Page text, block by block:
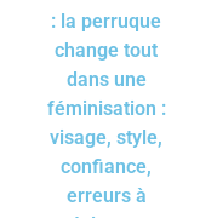
: la perruque
change tout
dans une
féminisation :
visage, style,
confiance,
erreurs à